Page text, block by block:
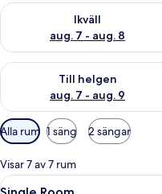
Ikväll
aug. 7 - aug. 8
Kontrollera tillgängligheten
Till helgen
aug. 7 - aug. 9
Kontrollera
Tillgängliga
filter
för
rum
Alla rum 1 säng 2 sängar
Visar 7 av 7 rum
Öppna
9